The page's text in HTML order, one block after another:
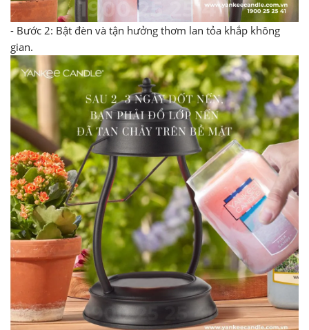
- Bước 2: Bật đèn và tận hưởng thơm lan tỏa khắp không
gian.